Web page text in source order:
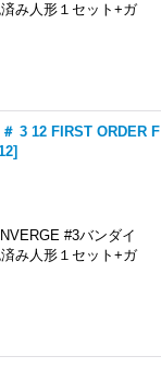
み人形１セット+ガ
3 12 FIRST ORDER F
]
#3バンダイ
み人形１セット+ガ